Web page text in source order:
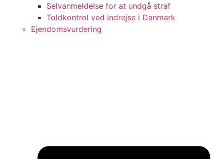
Selvanmeldelse for at undgå straf
Toldkontrol ved indrejse i Danmark
Ejendomsvurdering